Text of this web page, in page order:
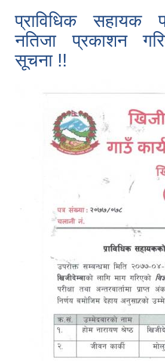
प्राविधिक सहायक
नतिजा प्रकाशन
सूचना !!